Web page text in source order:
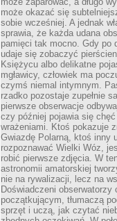
może okazać się
sobie wcześniej. A jednak
sprawia, że każda udana
pamięci tak mocno. Gdy po
udaje się zobaczyć
Księżycu albo delikatne
mgławicy, człowiek ma
czymś niemal intymnym.
rzadko pozostaje zupełnie
pierwsze obserwacje
czy później pojawia się
wrażeniami. Ktoś pokazuje
Gwiazdę Polarną, ktoś inny
rozpoznawać Wielki Wóz,
robić pierwsze zdjęcia. W
astronomii amatorskiej
nie na rywalizacji, lecz na
Doświadczeni obserwatorzy
początkującym, tłumaczą
sprzęt i uczą, jak czytać